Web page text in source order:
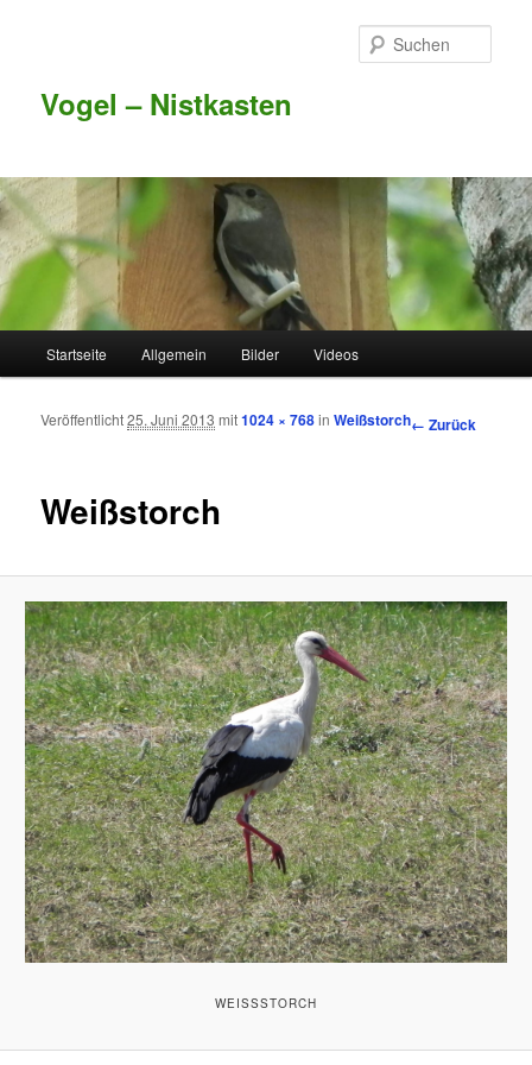
Vogel – Nistkasten
Zum Inhalt wechseln
Zum sekundären Inhalt wechseln
Startseite Allgemein Bilder Videos
Bilder-
← Zurück
Weißstorch
Veröffentlicht25. Juni 2013 mit1024 × 768inWeißstorch
WEISSSTORCH